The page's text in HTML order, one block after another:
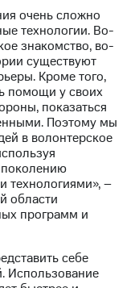
очень сложно
технологии. Во-
знакомство, во-
существуют
Кроме того,
помощи у своих
показаться
Поэтому мы
в волонтерское
технологиями», –
области
программ и
себе
Использование